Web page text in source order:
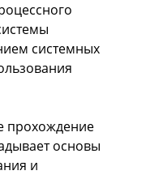
системных
прохождение
основы
и